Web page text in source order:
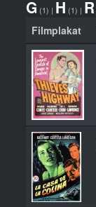
G (1) | H (1) | R
Filmplakat